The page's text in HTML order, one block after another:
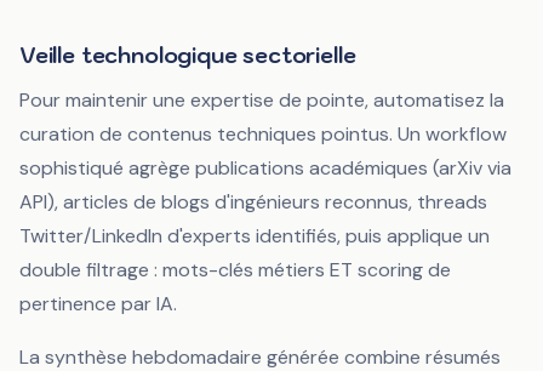
Veille technologique sectorielle
Pour maintenir une expertise de pointe, automatisez la
curation de contenus techniques pointus. Un workflow
sophistiqué agrège publications académiques (arXiv via
API), articles de blogs d'ingénieurs reconnus, threads
Twitter/LinkedIn d'experts identifiés, puis applique un
double filtrage : mots-clés métiers ET scoring de
pertinence par IA.
La synthèse hebdomadaire générée combine résumés